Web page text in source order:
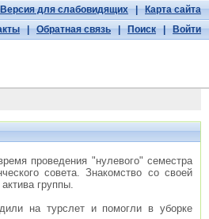
Версия для слабовидящих|Карта сайта
|Обратная связь|Поиск|Войти
проведения "нулевого" семестра
совета. Знакомство со своей
группы.
на турслет и помогли в уборке